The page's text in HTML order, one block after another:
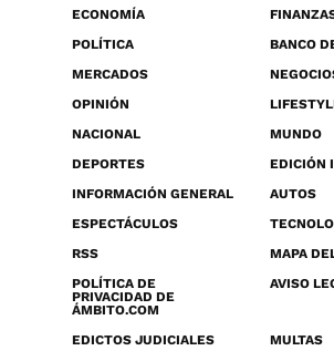
ECONOMÍA
POLÍTICA
BANCO
MERCADOS
OPINIÓN
NACIONAL
MUNDO
DEPORTES
EDICIÓN
INFORMACIÓN GENERAL
AUTOS
ESPECTÁCULOS
RSS
MAPA
POLÍTICA DE
PRIVACIDAD DE
ÁMBITO.COM
AVISO
EDICTOS JUDICIALES MULTAS